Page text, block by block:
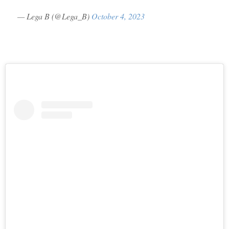
— Lega B (@Lega_B) October 4, 2023